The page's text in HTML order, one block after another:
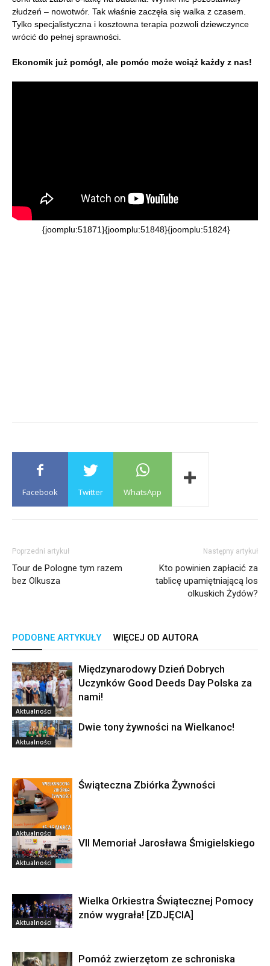
złudzeń – nowotwór. Tak właśnie zaczęła się walka z czasem.
Tylko specjalistyczna i kosztowna terapia pozwoli dziewczynce
wrócić do pełnej sprawności.
Ekonomik już pomógł, ale pomóc może wciąż każdy z nas!
{joomplu:51871}{joomplu:51848}{joomplu:51824}
Facebook Twitter WhatsApp
Poprzedni artykuł
Tour de Pologne tym razem
bez Olkusza
Następny artykuł
Kto powinien zapłacić za
tablicę upamiętniającą los
olkuskich Żydów?
PODOBNE ARTYKUŁY WIĘCEJ OD AUTORA
Aktualności
Międzynarodowy Dzień Dobrych
Uczynków Good Deeds Day Polska za
nami!
Aktualności
Dwie tony żywności na Wielkanoc!
Aktualności
Świąteczna Zbiórka Żywności
Aktualności
VII Memoriał Jarosława Śmigielskiego
Aktualności
Wielka Orkiestra Świątecznej Pomocy
znów wygrała! [ZDJĘCIA]
Pomóż zwierzętom ze schroniska